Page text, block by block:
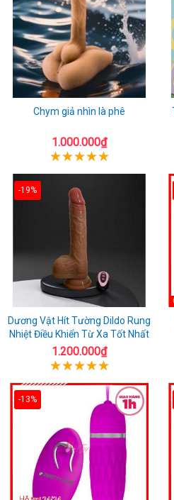
Chym giả nhìn là phê
1.000.000₫
-19%
Dương Vật Hít Tường Dildo Rung
Nhiệt Điều Khiển Từ Xa Tốt Nhất
1.200.000₫
-13%